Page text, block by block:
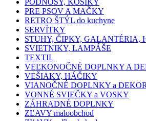
PRE PSOV A MAČKY
RETRO ŠTÝL do kuchyne
SERVÍTKY
STUHY, ČIPKY, GALANTÉRIA,
SVIETNIKY, LAMPÁŠE
TEXTIL
VEĽKONOČNÉ DOPLNKY A
VEŠIAKY, HÁČIKY
VIANOČNÉ DOPLNKY a
VONNÉ SVIEČKY a VOSKY
ZÁHRADNÉ DOPLNKY
ZĽAVY maloobchod